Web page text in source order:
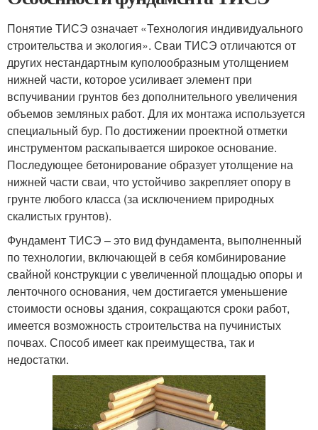
Понятие ТИСЭ означает «Технология индивидуального
строительства и экология». Сваи ТИСЭ отличаются от
других нестандартным куполообразным утолщением
нижней части, которое усиливает элемент при
вспучивании грунтов без дополнительного увеличения
объемов земляных работ. Для их монтажа используется
специальный бур. По достижении проектной отметки
инструментом раскапывается широкое основание.
Последующее бетонирование образует утолщение на
нижней части сваи, что устойчиво закрепляет опору в
грунте любого класса (за исключением природных
скалистых грунтов).
Фундамент ТИСЭ – это вид фундамента, выполненный
по технологии, включающей в себя комбинирование
свайной конструкции с увеличенной площадью опоры и
ленточного основания, чем достигается уменьшение
стоимости основы здания, сокращаются сроки работ,
имеется возможность строительства на пучинистых
почвах. Способ имеет как преимущества, так и
недостатки.